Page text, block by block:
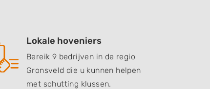
Lokale hoveniers
Bereik 9 bedrijven in de regio
Gronsveld die u kunnen helpen
met schutting klussen.